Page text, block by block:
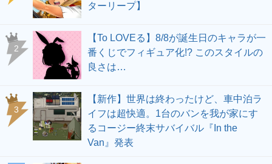
ターリープ】
2
【To LOVEる】8/8が誕生日のキャラが一
番くじでフィギュア化!? このスタイルの
良さは…
3
【新作】世界は終わったけど、車中泊ラ
イフは超快適。1台のバンを我が家にす
るコージー終末サバイバル『In the
Van』発表